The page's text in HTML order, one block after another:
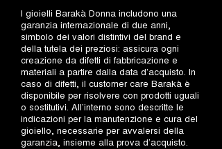
I gioielli Barakà Donna includono una
garanzia internazionale di due anni,
simbolo dei valori distintivi del brand e
della tutela dei preziosi: assicura ogni
creazione da difetti di fabbricazione e
materiali a partire dalla data d’acquisto. In
caso di difetti, il customer care Barakà è
disponibile per risolvere con prodotti uguali
o sostitutivi. All’interno sono descritte le
indicazioni per la manutenzione e cura del
gioiello, necessarie per avvalersi della
garanzia, insieme alla prova d’acquisto.